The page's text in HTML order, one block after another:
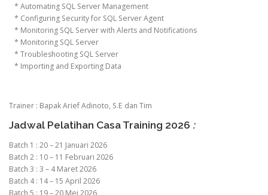
* Automating SQL Server Management
* Configuring Security for SQL Server Agent
* Monitoring SQL Server with Alerts and Notifications
* Monitoring SQL Server
* Troubleshooting SQL Server
* Importing and Exporting Data
Trainer : Bapak Arief Adinoto, S.E dan Tim
Jadwal Pelatihan Casa Training 2026 :
Batch 1 : 20 – 21 Januari 2026
Batch 2 : 10 – 11 Februari 2026
Batch 3 : 3 – 4 Maret 2026
Batch 4 : 14 – 15 April 2026
Batch 5 : 19 – 20 Mei 2026